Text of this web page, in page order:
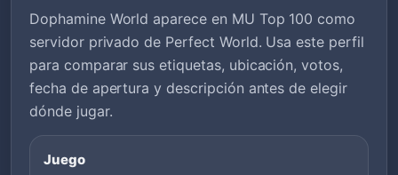
Dophamine World aparece en MU Top 100 como
servidor privado de Perfect World. Usa este perfil
para comparar sus etiquetas, ubicación, votos,
fecha de apertura y descripción antes de elegir
dónde jugar.
Juego